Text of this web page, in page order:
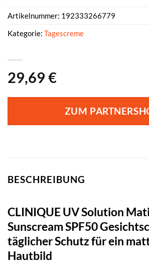
29,69 €
ZUM
Artikelnummer: 192333266779
Kategorie: Tagescreme
BESCHREIBUNG
CLINIQUE UV Solution
Sunscream SPF50
täglicher Schutz für ein
Hautbild